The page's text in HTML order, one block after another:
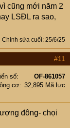
cũng mới năm 2
LSĐL ra sao,
Chỉnh sửa cuối: 25/6/25
#11
số
OF-861057
cơ
32,895 Mã lực
đông- chọi